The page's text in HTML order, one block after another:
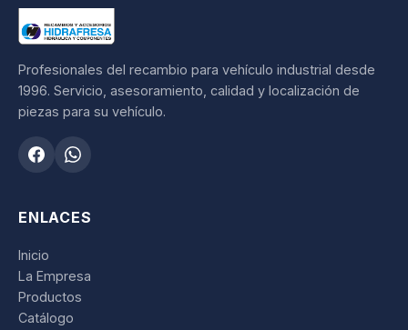
Profesionales del recambio para vehículo industrial desde
1996. Servicio, asesoramiento, calidad y localización de
piezas para su vehículo.
ENLACES
Inicio
La Empresa
Productos
Catálogo